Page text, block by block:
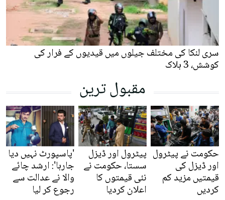
سری لنکا کی مختلف جیلوں میں قیدیوں کے فرار کی
کوشش، 3 ہلاک
مقبول ترین
حکومت نے پیٹرول
اور ڈیزل کی
قیمتیں مزید کم
کردیں
پیٹرول اور ڈیزل
سستا، حکومت نے
نئی قیمتوں کا
اعلان کردیا
'پاسپورٹ نہیں دیا
جارہا': ارشد چائے
والا نے عدالت سے
رجوع کر لیا